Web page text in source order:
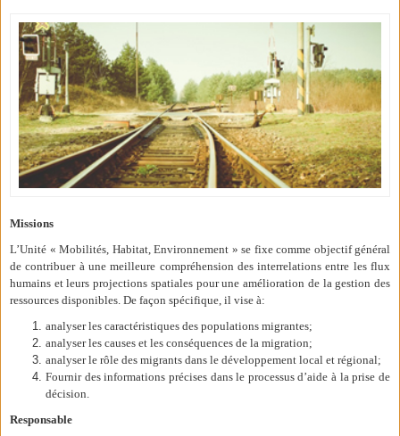
Missions
L’Unité « Mobilités, Habitat, Environnement » se fixe comme objectif général
de contribuer à une meilleure compréhension des interrelations entre les flux
humains et leurs projections spatiales pour une amélioration de la gestion des
ressources disponibles. De façon spécifique, il vise à:
analyser les caractéristiques des populations migrantes;
analyser les causes et les conséquences de la migration;
analyser le rôle des migrants dans le développement local et régional;
Fournir des informations précises dans le processus d’aide à la prise de
décision.
Responsable